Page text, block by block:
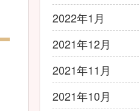
2022年1月
2021年12月
2021年11月
2021年10月